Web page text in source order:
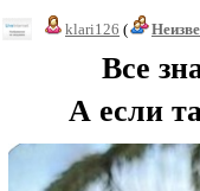
klari126 (
Все
А если